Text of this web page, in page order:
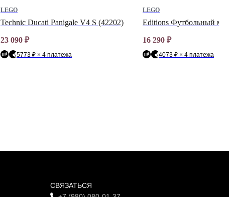
Technic Ducati Panigale V4 S (42202)
LEGO
23 090 ₽
5773 ₽ × 4 платежа
Editions Футбольный
LEGO
16 290 ₽
4073 ₽ × 4 платежа
СВЯЗАТЬСЯ